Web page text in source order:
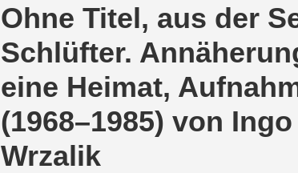
Ohne Titel, aus der
Schlüfter.
eine Heimat,
(1968–1985) von Ingo
Wrzalik